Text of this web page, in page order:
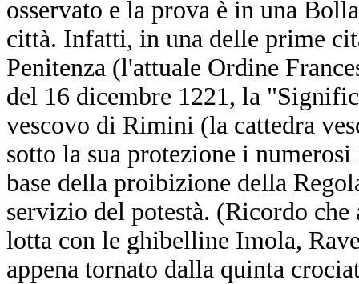
osservato e la prova è in una
città. Infatti, in una delle prime
Penitenza (l'attuale Ordine
del 16 dicembre 1221, la
vescovo di Rimini (la cattedra
sotto la sua protezione i
base della proibizione della
servizio del potestà. (Ricordo
lotta con le ghibelline Imola,
appena tornato dalla quinta